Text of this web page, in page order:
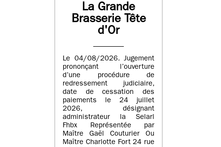
La Grande
Brasserie Tête
d'Or
Le 04/08/2026. Jugement
prononçant l’ouverture
d’une procédure de
redressement judiciaire,
date de cessation des
paiements le 24 juillet
2026, désignant
administrateur la Selarl
Fhbx Représentée par
Maître Gaël Couturier Ou
Maître Charlotte Fort 24 rue